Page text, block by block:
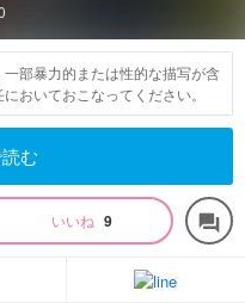
部暴力的または性的な描写が含
おいておこなってください。
む
いいね 9 forum